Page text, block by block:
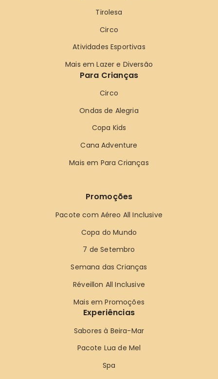
Tirolesa
Circo
Atividades Esportivas
Mais em Lazer e Diversão
Para Crianças
Circo
Ondas de Alegria
Copa Kids
Cana Adventure
Mais em Para Crianças
Promoções
Pacote com Aéreo All Inclusive
Copa do Mundo
7 de Setembro
Semana das Crianças
Réveillon All Inclusive
Mais em Promoções
Experiências
Sabores à Beira-Mar
Pacote Lua de Mel
Spa